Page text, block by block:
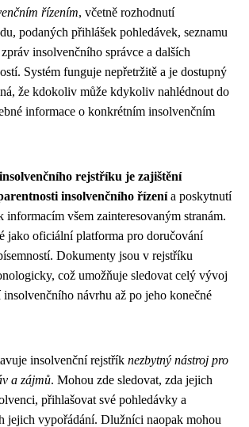
řízením, včetně rozhodnutí
podaných přihlášek pohledávek, seznamu
insolvenčního správce a dalších
Systém funguje nepřetržitě a je dostupný
že kdokoliv může kdykoliv nahlédnout do
informace o konkrétním insolvenčním
rejstříku je zajištění
insolvenčního řízenía poskytnutí
informacím všem zainteresovaným stranám.
jako oficiální platforma pro doručování
Dokumenty jsou v rejstříku
což umožňuje sledovat celý vývoj
návrhu až po jeho konečné
insolvenční rejstřík nezbytný nástroj pro
a zájmů. Mohou zde sledovat, zda jejich
přihlašovat své pohledávky a
jejich vypořádání. Dlužníci naopak mohou